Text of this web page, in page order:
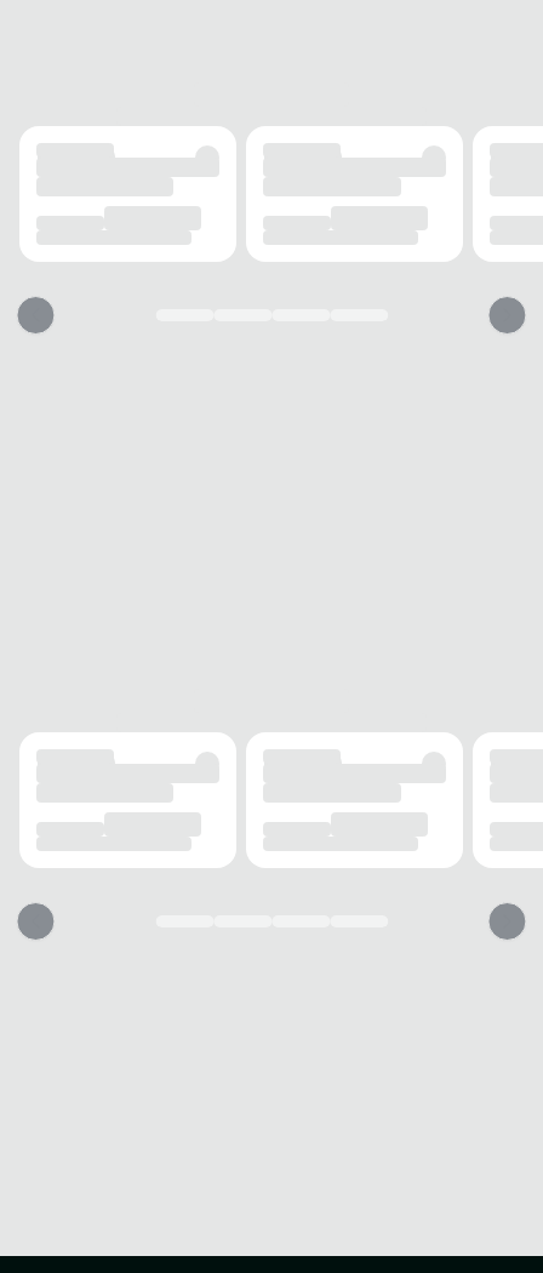
diversos estilos e combina facilmente com looks
elástico interno e stopper, e ospunhos elásticos
garantem um
encaixe perfeito
e personalizado,
oferecendo conforto em qualquer momento.